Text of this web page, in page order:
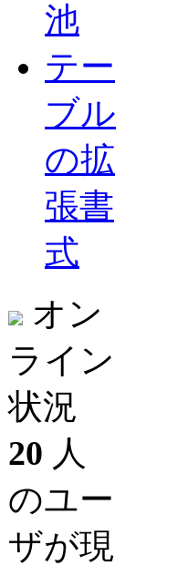
池
テー
ブル
の拡
張書
式
オン
ライン
状況
20 人
のユー
ザが現